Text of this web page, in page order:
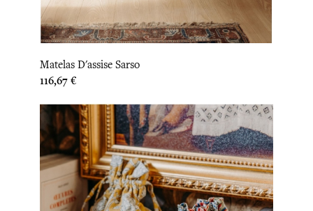
Matelas D'assise Sarso
Prix
116,67 €